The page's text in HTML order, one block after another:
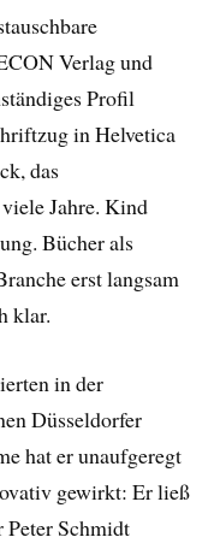
Verlag und
Profil
in Helvetica
das
Jahre. Kind
Bücher als
erst langsam
klar.
in der
Düsseldorfer
hat er unaufgeregt
gewirkt: Er ließ
Peter Schmidt